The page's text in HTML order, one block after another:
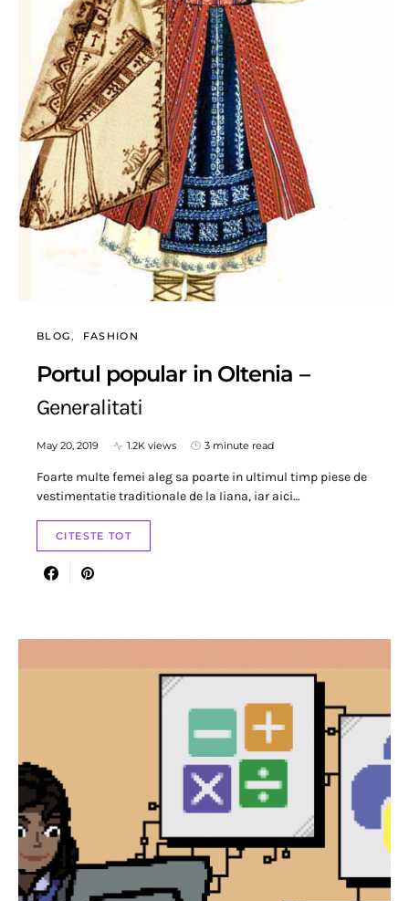
BLOG FASHION
Portul popular in Oltenia –
Generalitati
May 20, 2019 1.2K views 3 minute read
Foarte multe femei aleg sa poarte in ultimul timp piese de
vestimentatie traditionale de la Iiana, iar aici…
CITESTE TOT